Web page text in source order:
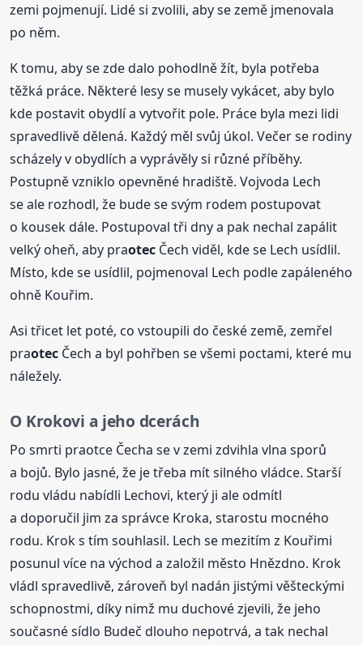
zemi pojmenují. Lidé si zvolili, aby se země jmenovala
po něm.
K tomu, aby se zde dalo pohodlně žít, byla potřeba
těžká práce. Některé lesy se musely vykácet, aby bylo
kde postavit obydlí a vytvořit pole. Práce byla mezi lidi
spravedlivě dělená. Každý měl svůj úkol. Večer se rodiny
scházely v obydlích a vyprávěly si různé příběhy.
Postupně vzniklo opevněné hradiště. Vojvoda Lech
se ale rozhodl, že bude se svým rodem postupovat
o kousek dále. Postupoval tři dny a pak nechal zapálit
velký oheň, aby praotec Čech viděl, kde se Lech usídlil.
Místo, kde se usídlil, pojmenoval Lech podle zapáleného
ohně Kouřim.
Asi třicet let poté, co vstoupili do české země, zemřel
praotec Čech a byl pohřben se všemi poctami, které mu
náležely.
O Krokovi a jeho dcerách
Po smrti praotce Čecha se v zemi zdvihla vlna sporů
a bojů. Bylo jasné, že je třeba mít silného vládce. Starší
rodu vládu nabídli Lechovi, který ji ale odmítl
a doporučil jim za správce Kroka, starostu mocného
rodu. Krok s tím souhlasil. Lech se mezitím z Kouřimi
posunul více na východ a založil město Hnězdno. Krok
vládl spravedlivě, zároveň byl nadán jistými věšteckými
schopnostmi, díky nimž mu duchové zjevili, že jeho
současné sídlo Budeč dlouho nepotrvá, a tak nechal